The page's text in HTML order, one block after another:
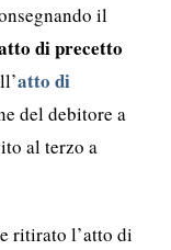
il
di precetto
atto di
del debitore a
al terzo a
e ritirato l’atto di